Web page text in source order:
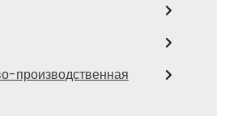
производственная